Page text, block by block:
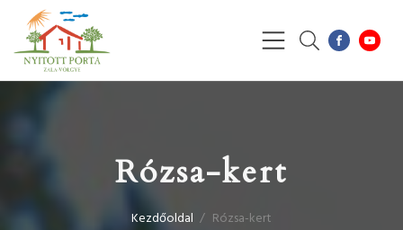
Rózsa-kert
Kezdőoldal / Rózsa-kert